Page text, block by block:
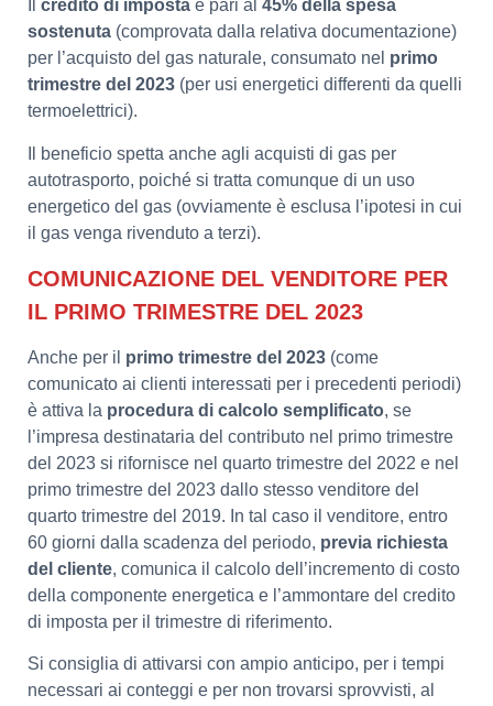
credito di imposta è pari al 45% della spesa
sostenuta (comprovata dalla relativa documentazione)
per l’acquisto del gas naturale, consumato nel primo
trimestre del 2023 (per usi energetici differenti da quelli
termoelettrici).
Il beneficio spetta anche agli acquisti di gas per
autotrasporto, poiché si tratta comunque di un uso
energetico del gas (ovviamente è esclusa l’ipotesi in cui
il gas venga rivenduto a terzi).
COMUNICAZIONE DEL VENDITORE PER
IL PRIMO TRIMESTRE DEL 2023
Anche per il primo trimestre del 2023 (come
comunicato ai clienti interessati per i precedenti periodi)
è attiva la procedura di calcolo semplificato, se
l’impresa destinataria del contributo nel primo trimestre
del 2023 si rifornisce nel quarto trimestre del 2022 e nel
primo trimestre del 2023 dallo stesso venditore del
quarto trimestre del 2019. In tal caso il venditore, entro
60 giorni dalla scadenza del periodo, previa richiesta
del cliente, comunica il calcolo dell’incremento di costo
della componente energetica e l’ammontare del credito
di imposta per il trimestre di riferimento.
Si consiglia di attivarsi con ampio anticipo, per i tempi
necessari ai conteggi e per non trovarsi sprovvisti, al